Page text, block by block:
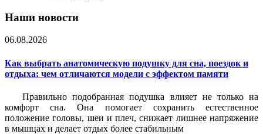
Наши новости
06.08.2026
Как выбрать анатомическую подушку для сна, поездок и
отдыха: чем отличаются модели с эффектом памяти
Правильно подобранная подушка влияет не только на
комфорт сна. Она помогает сохранить естественное
положение головы, шеи и плеч, снижает лишнее напряжение
в мышцах и делает отдых более стабильным